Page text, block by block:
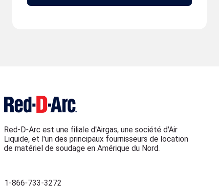
Red-D-Arc est une filiale d'Airgas, une société d'Air
Liquide, et l'un des principaux fournisseurs de location
de matériel de soudage en Amérique du Nord.
1-866-733-3272